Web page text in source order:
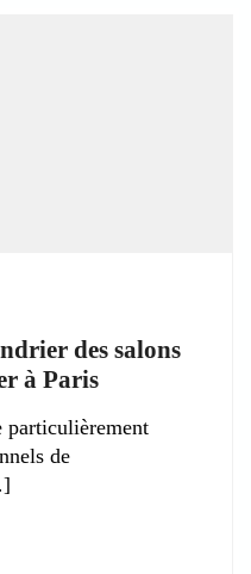
des salons
à Paris
particulièrement
de